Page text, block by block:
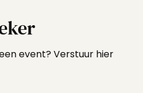
event? Verstuur hier